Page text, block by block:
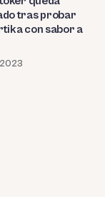
tras probar
con sabor a